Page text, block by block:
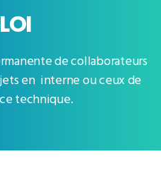
de collaborateurs
en interne ou ceux de
technique.